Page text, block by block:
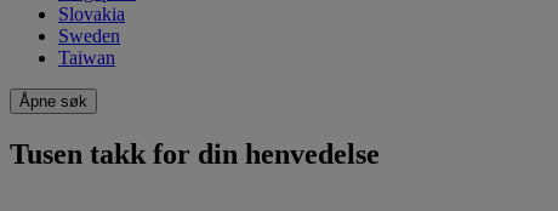
Slovakia
Sweden
Taiwan
Åpne søk
Tusen takk for din henvedelse